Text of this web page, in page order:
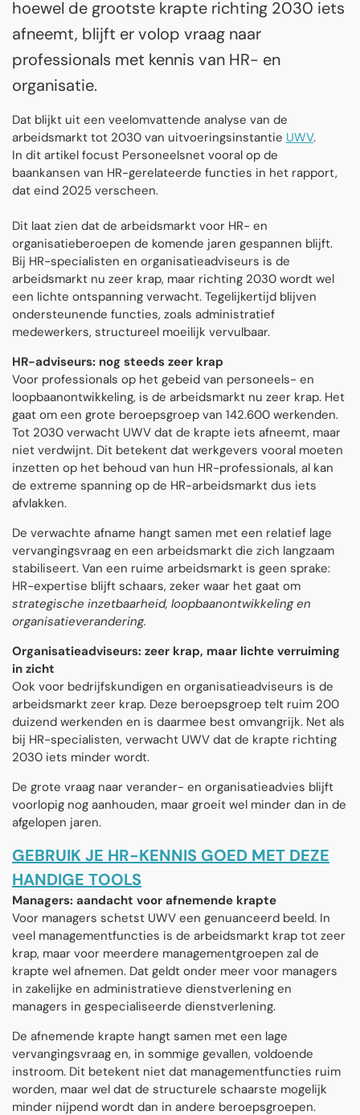
hoewel de grootste krapte richting 2030 iets
afneemt, blijft er volop vraag naar
professionals met kennis van HR- en
organisatie.
Dat blijkt uit een veelomvattende analyse van de
arbeidsmarkt tot 2030 van uitvoeringsinstantie UWV.
In dit artikel focust Personeelsnet vooral op de
baankansen van HR-gerelateerde functies in het rapport,
dat eind 2025 verscheen.
Dit laat zien dat de arbeidsmarkt voor HR- en
organisatieberoepen de komende jaren gespannen blijft.
Bij HR-specialisten en organisatieadviseurs is de
arbeidsmarkt nu zeer krap, maar richting 2030 wordt wel
een lichte ontspanning verwacht. Tegelijkertijd blijven
ondersteunende functies, zoals administratief
medewerkers, structureel moeilijk vervulbaar.
HR-adviseurs: nog steeds zeer krap
Voor professionals op het gebeid van personeels- en
loopbaanontwikkeling, is de arbeidsmarkt nu zeer krap. Het
gaat om een grote beroepsgroep van 142.600 werkenden.
Tot 2030 verwacht UWV dat de krapte iets afneemt, maar
niet verdwijnt. Dit betekent dat werkgevers vooral moeten
inzetten op het behoud van hun HR-professionals, al kan
de extreme spanning op de HR-arbeidsmarkt dus iets
afvlakken.
De verwachte afname hangt samen met een relatief lage
vervangingsvraag en een arbeidsmarkt die zich langzaam
stabiliseert. Van een ruime arbeidsmarkt is geen sprake:
HR-expertise blijft schaars, zeker waar het gaat om
strategische inzetbaarheid, loopbaanontwikkeling en
organisatieverandering.
Organisatieadviseurs: zeer krap, maar lichte verruiming
in zicht
Ook voor bedrijfskundigen en organisatieadviseurs is de
arbeidsmarkt zeer krap. Deze beroepsgroep telt ruim 200
duizend werkenden en is daarmee best omvangrijk. Net als
bij HR-specialisten, verwacht UWV dat de krapte richting
2030 iets minder wordt.
De grote vraag naar verander- en organisatieadvies blijft
voorlopig nog aanhouden, maar groeit wel minder dan in de
afgelopen jaren.
GEBRUIK JE HR-KENNIS GOED MET DEZE
HANDIGE TOOLS
Managers: aandacht voor afnemende krapte
Voor managers schetst UWV een genuanceerd beeld. In
veel managementfuncties is de arbeidsmarkt krap tot zeer
krap, maar voor meerdere managementgroepen zal de
krapte wel afnemen. Dat geldt onder meer voor managers
in zakelijke en administratieve dienstverlening en
managers in gespecialiseerde dienstverlening.
De afnemende krapte hangt samen met een lage
vervangingsvraag en, in sommige gevallen, voldoende
instroom. Dit betekent niet dat managementfuncties ruim
worden, maar wel dat de structurele schaarste mogelijk
minder nijpend wordt dan in andere beroepsgroepen.